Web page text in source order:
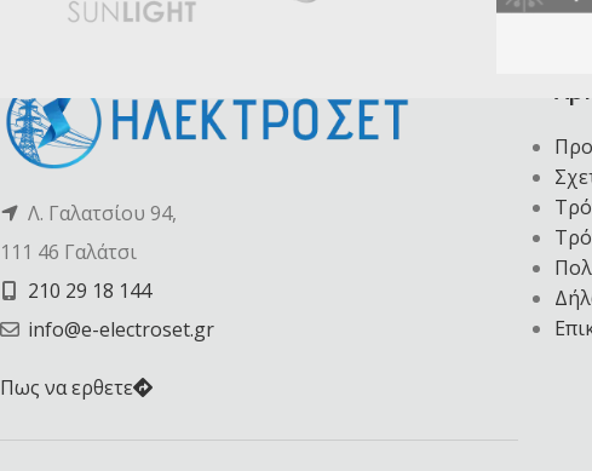
Λ. Γαλατσίου 94,
111 46 Γαλάτσι
210 29 18 144
info@e-electroset.gr
Πως να ερθετε